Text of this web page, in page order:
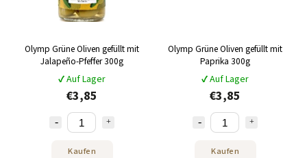
Olymp Grüne Oliven gefüllt mit
Jalapeño-Pfeffer 300g
✔ Auf Lager
€3,85
Kaufen
Olymp Grüne Oliven gefüllt mit
Paprika 300g
✔ Auf Lager
€3,85
Kaufen